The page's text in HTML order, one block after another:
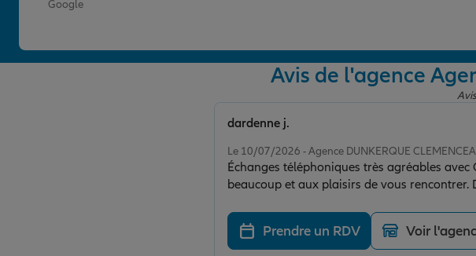
Google
Avis de l'agence
Le 10/07/2026 - Agence DUNKERQUE
Échanges téléphoniques très agréables
dardenne j.
Prendre un RDV Voir